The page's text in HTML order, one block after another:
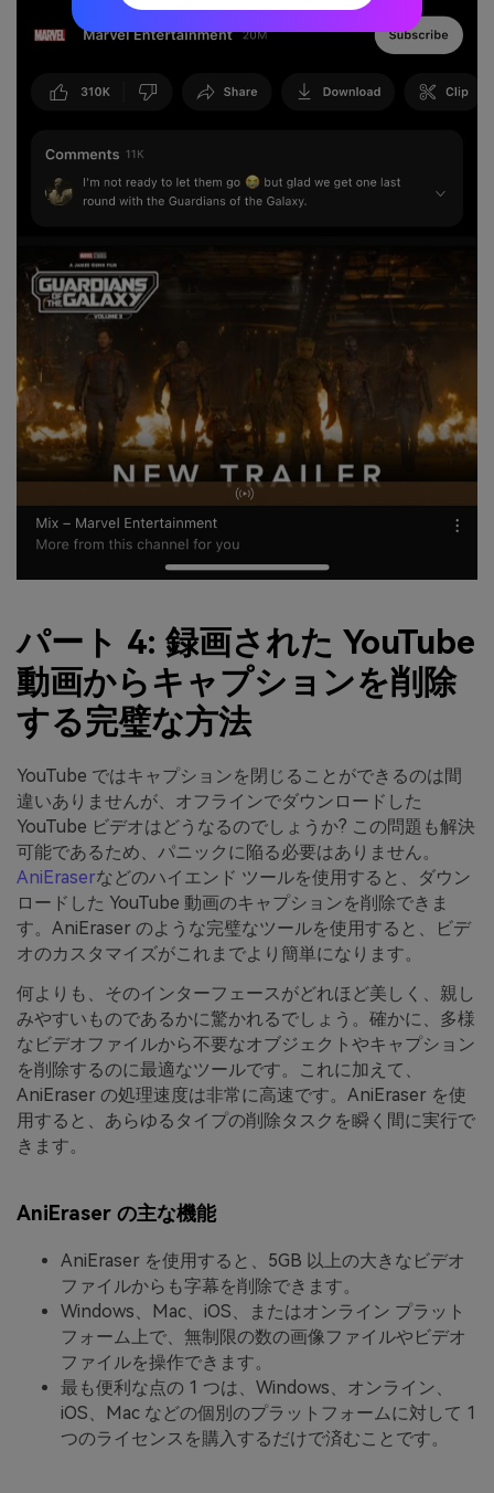
パート 4: 録画された YouTube
動画からキャプションを削除
する完璧な方法
YouTube ではキャプションを閉じることができるのは間
違いありませんが、オフラインでダウンロードした
YouTube ビデオはどうなるのでしょうか? この問題も解決
可能であるため、パニックに陥る必要はありません。
AniEraserなどのハイエンド ツールを使用すると、ダウン
ロードした YouTube 動画のキャプションを削除できま
す。AniEraser のような完璧なツールを使用すると、ビデ
オのカスタマイズがこれまでより簡単になります。
何よりも、そのインターフェースがどれほど美しく、親し
みやすいものであるかに驚かれるでしょう。確かに、多様
なビデオファイルから不要なオブジェクトやキャプション
を削除するのに最適なツールです。これに加えて、
AniEraser の処理速度は非常に高速です。AniEraser を使
用すると、あらゆるタイプの削除タスクを瞬く間に実行で
きます。
AniEraser の主な機能
AniEraser を使用すると、5GB 以上の大きなビデオ
ファイルからも字幕を削除できます。
Windows、Mac、iOS、またはオンライン プラット
フォーム上で、無制限の数の画像ファイルやビデオ
ファイルを操作できます。
最も便利な点の 1 つは、Windows、オンライン、
iOS、Mac などの個別のプラットフォームに対して 1
つのライセンスを購入するだけで済むことです。